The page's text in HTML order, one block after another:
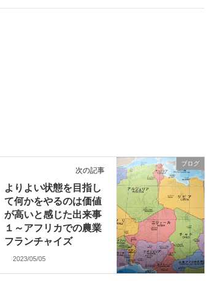
ブログ
次の記事
よりよい状態を目指し
て何かをやるのは価値
が高いと感じた出来事
１～アフリカでの農業
フランチャイズ
2023/05/05